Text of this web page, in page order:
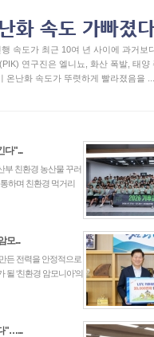
속도가 최근 10여 년 사이에 과거
연구진은 엘니뇨, 화산 폭발, 태
온난화 속도가 뚜렷하게 빨라졌음을 ...
다"...
부 친환경 농산물 꾸러
하며 친환경 먹거리
모...
든 전력을 안정적으로
‘친환경 암모니아’의
"…...